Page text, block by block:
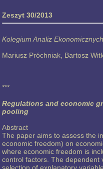
Zeszyt 30/2013
Kolegium Analiz
Mariusz Próchniak, Bartosz
***
Regulations and economic
pooling
Abstract
The paper aims to assess the
economic freedom) on
where economic freedom is
control factors. The dependent